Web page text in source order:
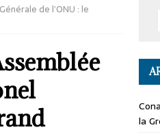
de l’ONU : le
la